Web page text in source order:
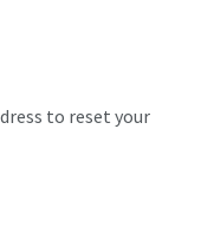
to reset your